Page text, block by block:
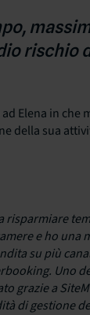
rischio
Elena in che
della sua
risparmiare
e ho una
su più
Uno
grazie a
di gestione